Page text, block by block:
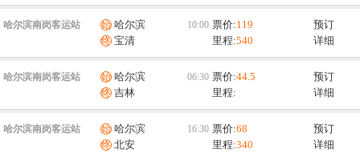
哈尔滨南岗客运站
哈尔滨
宝清
票价:119
里程:540
预订
详细
哈尔滨南岗客运站
哈尔滨
吉林
票价:44.5
里程:
预订
详细
哈尔滨南岗客运站
哈尔滨
北安
票价:68
里程:340
预订
详细